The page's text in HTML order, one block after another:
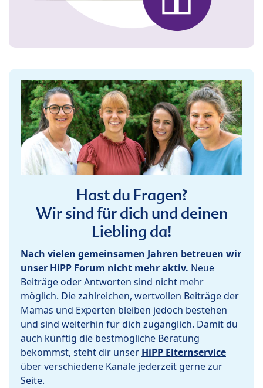
Hast du Fragen?
Wir sind für dich und deinen
Liebling da!
Nach vielen gemeinsamen Jahren betreuen wir
unser HiPP Forum nicht mehr aktiv. Neue
Beiträge oder Antworten sind nicht mehr
möglich. Die zahlreichen, wertvollen Beiträge der
Mamas und Experten bleiben jedoch bestehen
und sind weiterhin für dich zugänglich. Damit du
auch künftig die bestmögliche Beratung
bekommst, steht dir unser HiPP Elternservice
über verschiedene Kanäle jederzeit gerne zur
Seite.